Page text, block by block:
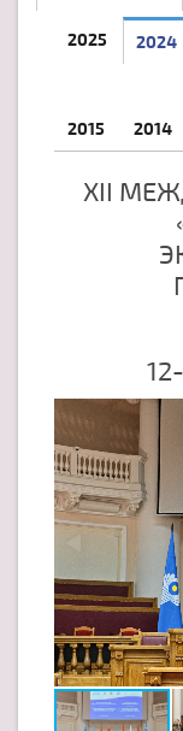
2025 2024
2015 2014
XII